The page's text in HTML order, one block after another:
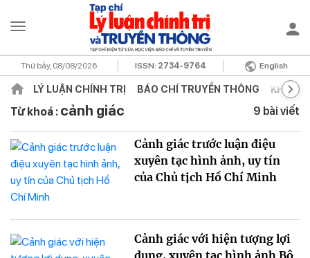
Thứ bảy, 08/08/2026 ISSN: 2734-9764 English
LÝ LUẬN CHÍNH TRỊ BÁO CHÍ TRUYỀN THÔNG KHOA
Từ khoá : cảnh giác 9 bài viết
Cảnh giác trước luận điệu
xuyên tạc hình ảnh, uy tín
của Chủ tịch Hồ Chí Minh
Cảnh giác với hiện tượng lợi